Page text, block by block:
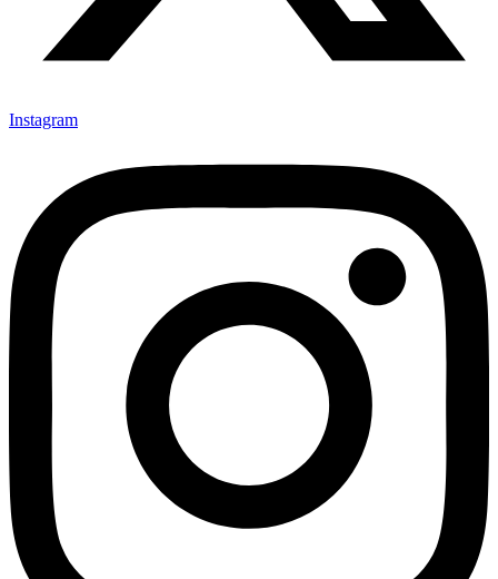
Instagram